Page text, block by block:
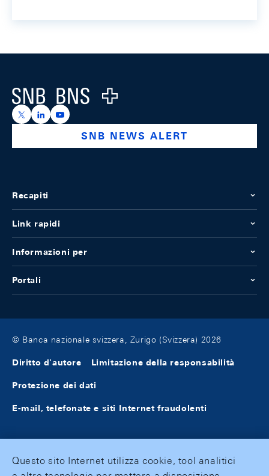
Logo
https://x.com/snb_bns
https://ch.linkedin.com/company/swiss-national-
https://www.youtube.com/@swissnationalbank
SNB NEWS ALERT
Recapiti
Link rapidi
Informazioni per
Portali
© Banca nazionale svizzera, Zurigo (Svizzera) 2026
Diritto d'autore Limitazione della responsabilità
Protezione dei dati
E-mail, telefonate e siti Internet fraudolenti
Questo sito Internet utilizza cookie, tool analitici